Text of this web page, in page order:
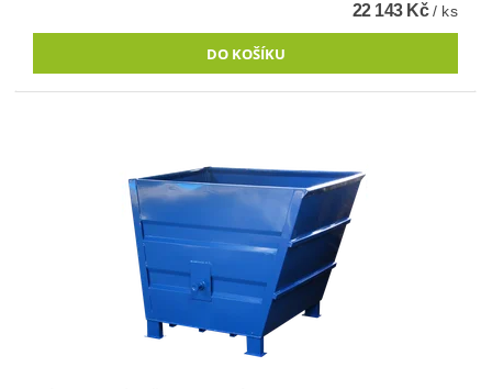
22 143 Kč/ ks